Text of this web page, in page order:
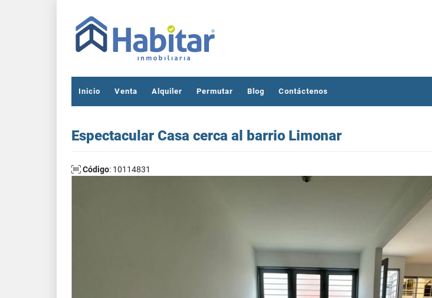
Inicio Venta Alquiler Permutar Blog Contáctenos
Espectacular Casa cerca al barrio Limonar
Código: 10114831